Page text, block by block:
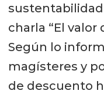
sustentabilidad
charla “El
Según lo
magísteres y
de descuento